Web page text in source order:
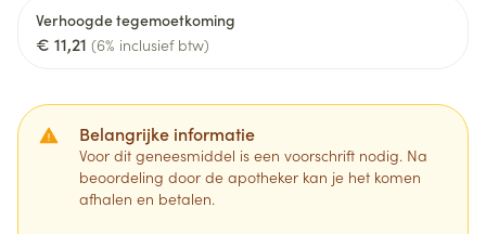
Verhoogde tegemoetkoming
€ 11,21 (6% inclusief btw)
Belangrijke informatie
Voor dit geneesmiddel is een voorschrift nodig. Na
beoordeling door de apotheker kan je het komen
afhalen en betalen.